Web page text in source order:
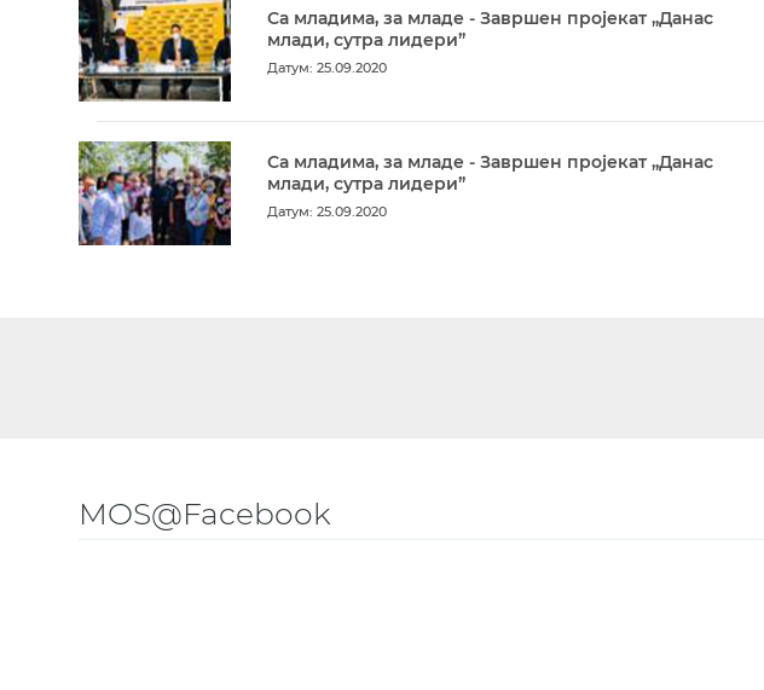
Са младима, за младе - Завршен пројекат „Данас
млади, сутра лидери”
Датум: 25.09.2020
Са младима, за младе - Завршен пројекат „Данас
млади, сутра лидери”
Датум: 25.09.2020
MOS@Facebook